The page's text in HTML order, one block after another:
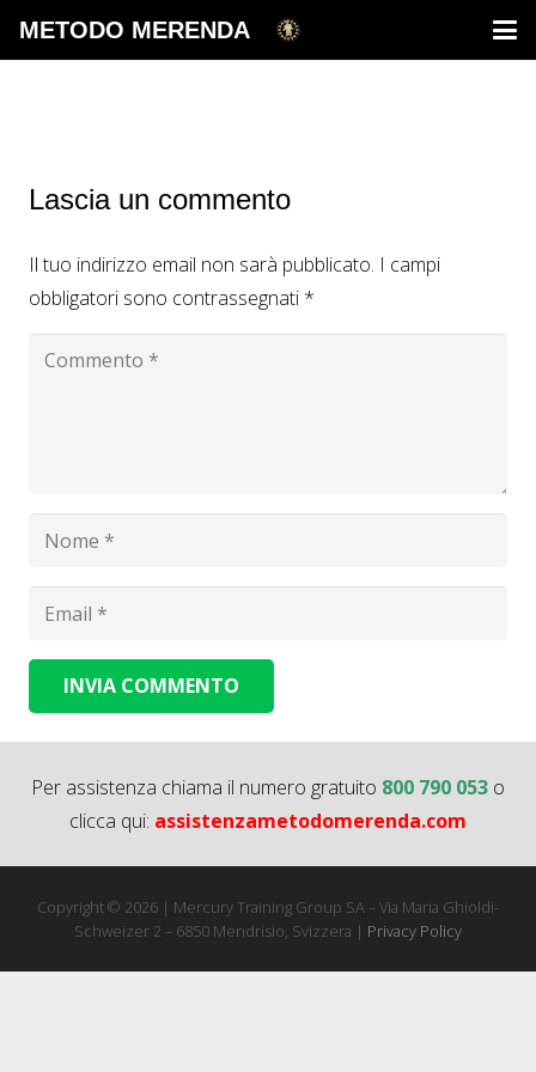
METODO MERENDA
Lascia un commento
Il tuo indirizzo email non sarà pubblicato. I campi
obbligatori sono contrassegnati *
INVIA COMMENTO
Per assistenza chiama il numero gratuito 800 790 053 o
clicca qui: assistenzametodomerenda.com
Copyright © 2026 | Mercury Training Group SA – Via Maria Ghioldi-
Schweizer 2 – 6850 Mendrisio, Svizzera | Privacy Policy